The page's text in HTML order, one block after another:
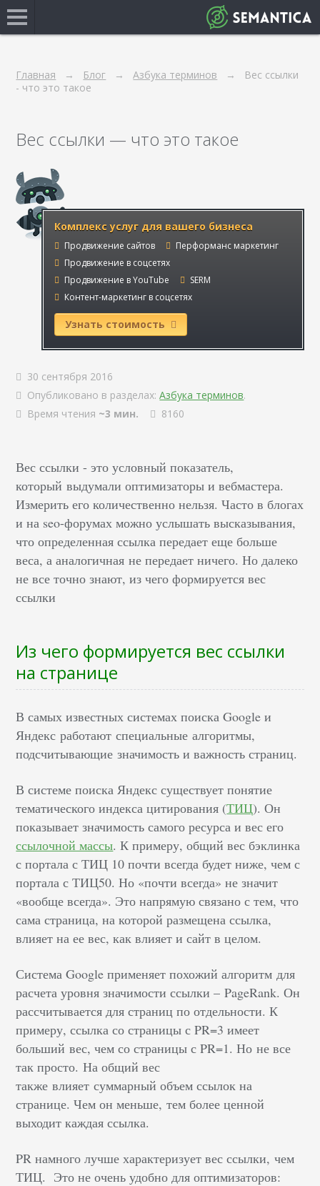
Главная Блог Азбука терминов
Вес ссылки
- что это такое
Вес ссылки — что это такое
Комплекс услуг для вашего бизнеса
Продвижение сайтов
Перформанс маркетинг
Продвижение в соцсетях
Продвижение в YouTube
SERM
Контент-маркетинг в соцсетях
Узнать стоимость
30 сентября 2016
Опубликовано в разделах: Азбука терминов.
Время чтения ~3 мин. 8160
Вес ссылки- это условный показатель,
который выдумали оптимизаторы ивебмастера.
Измерить его количественно нельзя. Часто в блогах
и на seo-форумах можно услышать высказывания,
что определенная ссылка передает еще больше
веса, а аналогичная не передает ничего. Но далеко
не все точно знают, из чего формируется вес
ссылки
Из чего формируется вес ссылки
на странице
В самых известных системах поискаGoogle и
Яндекс работают специальные алгоритмы,
подсчитывающие значимость и важность страниц.
В системе поискаЯндекс существует понятие
тематического индекса цитирования (ТИЦ). Он
показывает значимость самого ресурса и вес его
ссылочной массы. К примеру, общий вес бэклинка
с портала с ТИЦ 10 почти всегда будет ниже, чем с
портала с ТИЦ50. Но «почти всегда» не значит
«вообще всегда». Это напрямую связано с тем, что
сама страница, на которой размещена ссылка,
влияет на ее вес, как влияет и сайт в целом.
СистемаGoogle применяет похожий алгоритм для
расчета уровня значимости ссылки –PageRank. Он
рассчитывается для страниц по отдельности. К
примеру, ссылка со страницы с PR=3 имеет
больший вес, чем со страницы с PR=1. Но не все
так просто. На общий вес
также влияет суммарный объем ссылок на
странице. Чем он меньше, тем более ценной
выходит каждая ссылка.
PR намного лучше характеризует вес ссылки, чем
ТИЦ. Это не очень удобно для оптимизаторов: